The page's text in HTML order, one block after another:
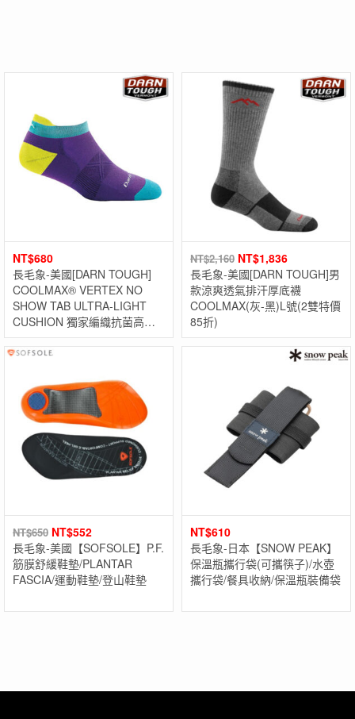
NT$680
長毛象-美國[DARN TOUGH]
COOLMAX® VERTEX NO
SHOW TAB ULTRA-LIGHT
CUSHION 獨家編織抗菌高透
氣超薄底襪(單雙) 美國製
NT$2,160 NT$1,836
長毛象-美國[DARN TOUGH]男
款涼爽透氣排汗厚底襪
COOLMAX(灰-黑)L號(2雙特價
85折)
NT$650 NT$552
長毛象-美國【SOFSOLE】P.F.
筋膜舒緩鞋墊/PLANTAR
FASCIA/運動鞋墊/登山鞋墊
NT$610
長毛象-日本【SNOW PEAK】
保溫瓶攜行袋(可攜筷子)/水壺
攜行袋/餐具收納/保溫瓶裝備袋